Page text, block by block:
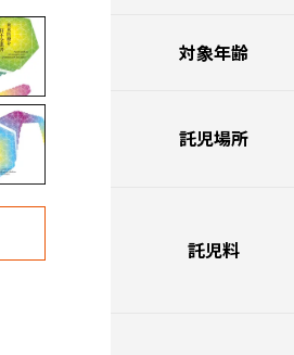
対象年齢
託児場所
託児料